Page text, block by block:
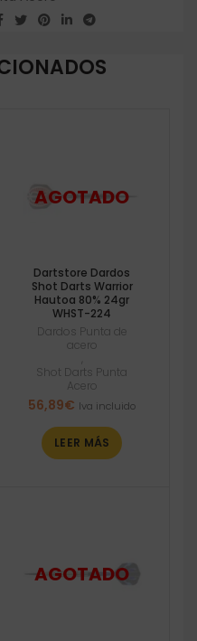
Dartstore Dardos
Shot Darts Warrior
Hautoa 80% 24gr
WHST-224
Dardos Punta de
acero
Shot Darts Punta
Acero
56,89€ Iva incluido
LEER MÁS